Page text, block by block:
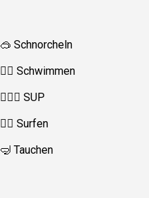
🥽 Schnorcheln
🏊‍♂️ Schwimmen
🏄‍♀️🛶 SUP
🏄‍♂️ Surfen
🤿 Tauchen